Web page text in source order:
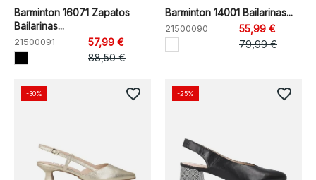
Barminton 16071 Zapatos
Bailarinas...
21500091
57,99 €
88,50 €
Barminton 14001 Bailarinas...
21500090
55,99 €
79,99 €
-30% favorite_border -25% favorite_border